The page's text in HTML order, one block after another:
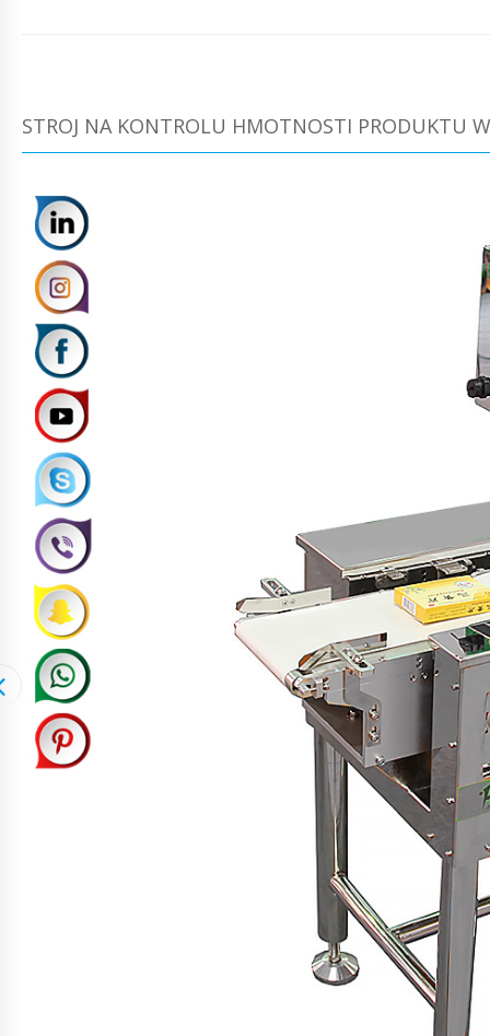
STROJ NA KONTROLU HMOTNOSTI PRODUKTU